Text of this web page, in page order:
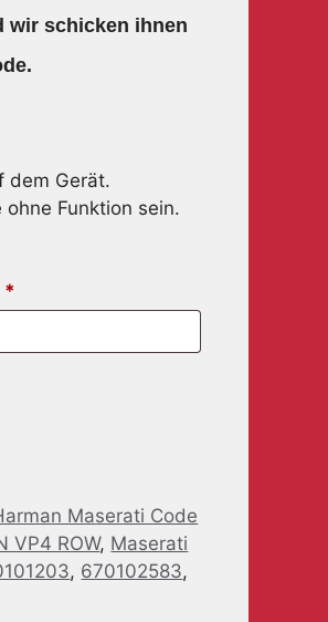
wir schicken ihnen
dem Gerät.
Funktion sein.
*
Maserati Code
VP4 ROW, Maserati
, 670102583,